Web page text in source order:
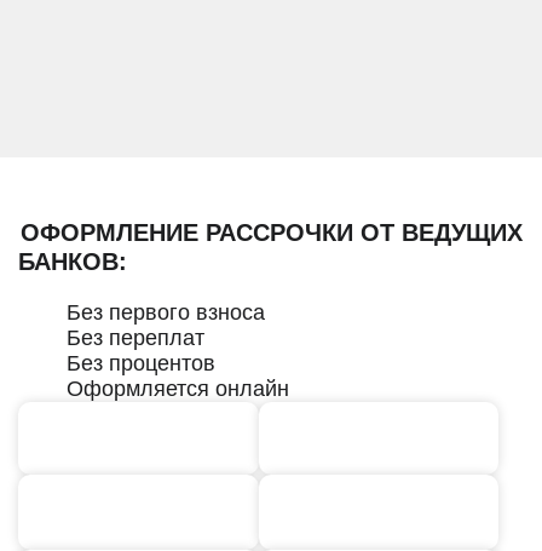
ОФОРМЛЕНИЕ РАССРОЧКИ ОТ ВЕДУЩИХ
БАНКОВ:
Без первого взноса
Без переплат
Без процентов
Оформляется онлайн